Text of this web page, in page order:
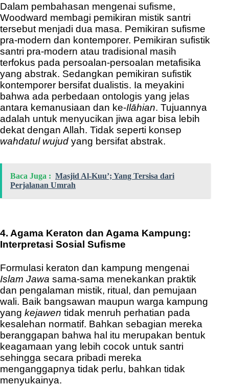
Dalam pembahasan mengenai sufisme,
Woodward membagi pemikiran mistik santri
tersebut menjadi dua masa. Pemikiran sufisme
pra-modern dan kontemporer. Pemikiran sufistik
santri pra-modern atau tradisional masih
terfokus pada persoalan-persoalan metafisika
yang abstrak. Sedangkan pemikiran sufistik
kontemporer bersifat dualistis. Ia meyakini
bahwa ada perbedaan ontologis yang jelas
antara kemanusiaan dan ke-Ilāhian. Tujuannya
adalah untuk menyucikan jiwa agar bisa lebih
dekat dengan Allah. Tidak seperti konsep
wahdatul wujud yang bersifat abstrak.
Baca Juga : Masjid Al-Kuu’; Yang Tersisa dari
Perjalanan Umrah
4. Agama Keraton dan Agama Kampung:
Interpretasi Sosial Sufisme
Formulasi keraton dan kampung mengenai
Islam Jawa sama-sama menekankan praktik
dan pengalaman mistik, ritual, dan pemujaan
wali. Baik bangsawan maupun warga kampung
yang kejawen tidak menruh perhatian pada
kesalehan normatif. Bahkan sebagian mereka
beranggapan bahwa hal itu merupakan bentuk
keagamaan yang lebih cocok untuk santri
sehingga secara pribadi mereka
menganggapnya tidak perlu, bahkan tidak
menyukainya.